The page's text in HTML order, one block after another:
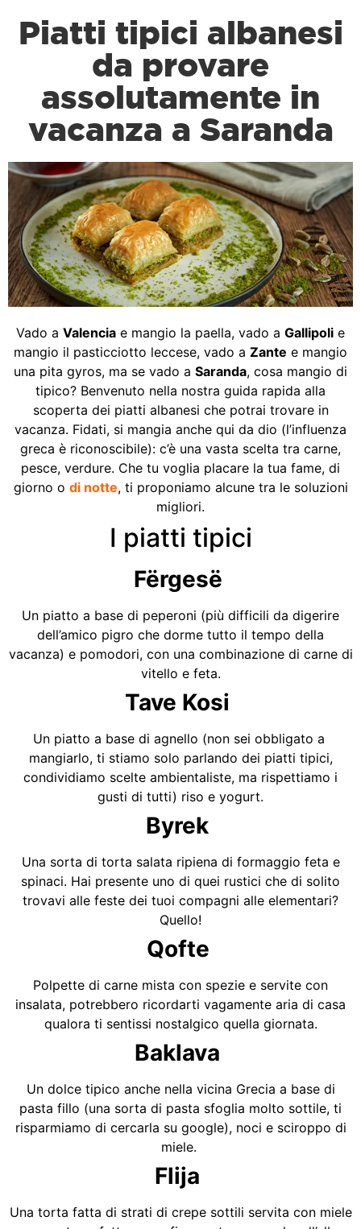
Piatti tipici albanesi
da provare
assolutamente in
vacanza a Saranda
Vado a Valencia e mangio la paella, vado a Gallipoli e
mangio il pasticciotto leccese, vado a Zante e mangio
una pita gyros, ma se vado a Saranda, cosa mangio di
tipico? Benvenuto nella nostra guida rapida alla
scoperta dei piatti albanesi che potrai trovare in
vacanza. Fidati, si mangia anche qui da dio (l’influenza
greca è riconoscibile): c’è una vasta scelta tra carne,
pesce, verdure. Che tu voglia placare la tua fame, di
giorno o di notte, ti proponiamo alcune tra le soluzioni
migliori.
I piatti tipici
Fërgesë
Un piatto a base di peperoni (più difficili da digerire
dell’amico pigro che dorme tutto il tempo della
vacanza) e pomodori, con una combinazione di carne di
vitello e feta.
Tave Kosi
Un piatto a base di agnello (non sei obbligato a
mangiarlo, ti stiamo solo parlando dei piatti tipici,
condividiamo scelte ambientaliste, ma rispettiamo i
gusti di tutti) riso e yogurt.
Byrek
Una sorta di torta salata ripiena di formaggio feta e
spinaci. Hai presente uno di quei rustici che di solito
trovavi alle feste dei tuoi compagni alle elementari?
Quello!
Qofte
Polpette di carne mista con spezie e servite con
insalata, potrebbero ricordarti vagamente aria di casa
qualora ti sentissi nostalgico quella giornata.
Baklava
Un dolce tipico anche nella vicina Grecia a base di
pasta fillo (una sorta di pasta sfoglia molto sottile, ti
risparmiamo di cercarla su google), noci e sciroppo di
miele.
Flija
Una torta fatta di strati di crepe sottili servita con miele